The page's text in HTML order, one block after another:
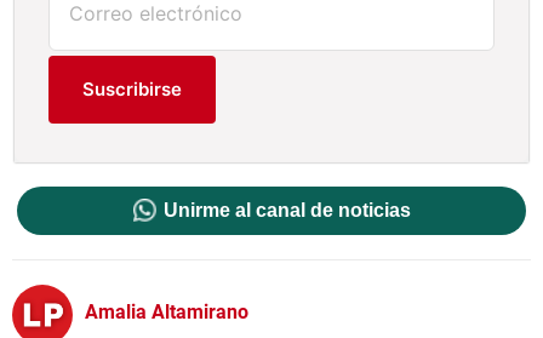
Suscribirse
Unirme al canal de noticias
Amalia Altamirano